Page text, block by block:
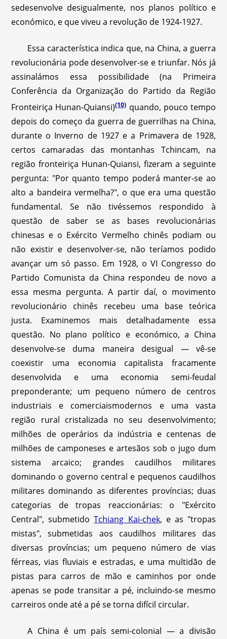
sedesenvolve desigualmente, nos planos político e
económico, e que viveu a revolução de 1924-1927.
Essa característica indica que, na China, a guerra
revolucionária pode desenvolver-se e triunfar. Nós já
assinalámos essa possibilidade (na Primeira
Conferência da Organização do Partido da Região
Fronteiriça Hunan-Quiansi)(10)quando, pouco tempo
depois do começo da guerra de guerrilhas na China,
durante o Inverno de 1927 e a Primavera de 1928,
certos camaradas das montanhas Tchincam, na
região fronteiriça Hunan-Quiansi, fizeram a seguinte
pergunta: "Por quanto tempo poderá manter-se ao
alto a bandeira vermelha?", o que era uma questão
fundamental. Se não tivéssemos respondido à
questão de saber se as bases revolucionárias
chinesas e o Exército Vermelho chinês podiam ou
não existir e desenvolver-se, não teríamos podido
avançar um só passo. Em 1928, o VI Congresso do
Partido Comunista da China respondeu de novo a
essa mesma pergunta. A partir daí, o movimento
revolucionário chinês recebeu uma base teórica
justa. Examinemos mais detalhadamente essa
questão. No plano político e económico, a China
desenvolve-se duma maneira desigual — vê-se
coexistir uma economia capitalista fracamente
desenvolvida e uma economia semi-feudal
preponderante; um pequeno número de centros
industriais e comerciaismodernos e uma vasta
região rural cristalizada no seu desenvolvimento;
milhões de operários da indústria e centenas de
milhões de camponeses e artesãos sob o jugo dum
sistema arcaico; grandes caudilhos militares
dominando o governo central e pequenos caudilhos
militares dominando as diferentes províncias; duas
categorias de tropas reaccionárias: o "Exército
Central", submetidoTchiang Kai-chek, e as "tropas
mistas", submetidas aos caudilhos militares das
diversas províncias; um pequeno número de vias
férreas, vias fluviais e estradas, e uma multidão de
pistas para carros de mão e caminhos por onde
apenas se pode transitar a pé, incluindo-se mesmo
carreiros onde até a pé se torna difícil circular.
A China é um país semi-colonial — a divisão